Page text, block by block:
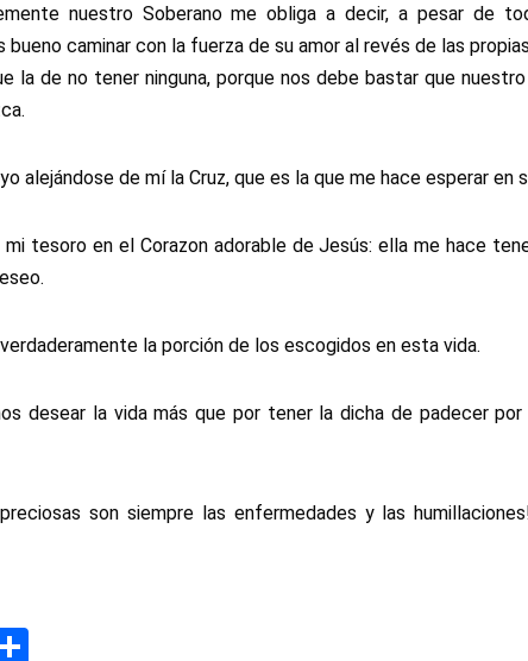
nuestro Soberano me obliga a decir, a pesar de
bueno caminar con la fuerza de su amor al revés de las
la de no tener ninguna, porque nos debe bastar que
alejándose de mí la Cruz, que es la que me hace esperar en
tesoro en el Corazon adorable de Jesús: ella me hace
la porción de los escogidos en esta vida.
desear la vida más que por tener la dicha de padecer por
son siempre las enfermedades y las
W